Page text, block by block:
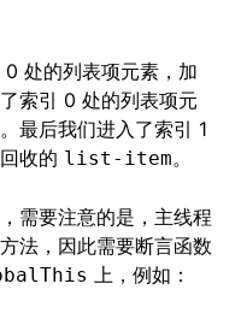
处的列表项元素，加
索引 0 处的列表项元
最后我们进入了索引 1
收的 list-item。
需要注意的是，主线程
法，因此需要断言函数
上，例如：